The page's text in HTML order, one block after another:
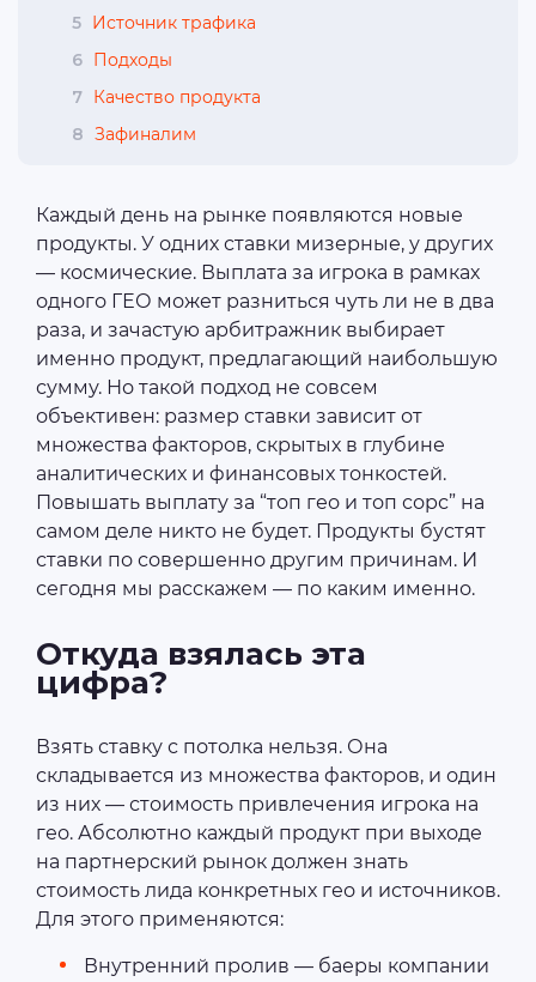
5 Источник трафика
6 Подходы
7 Качество продукта
8 Зафиналим
Каждый день на рынке появляются новые
продукты. У одних ставки мизерные, у других
— космические. Выплата за игрока в рамках
одного ГЕО может разниться чуть ли не в два
раза, и зачастую арбитражник выбирает
именно продукт, предлагающий наибольшую
сумму. Но такой подход не совсем
объективен: размер ставки зависит от
множества факторов, скрытых в глубине
аналитических и финансовых тонкостей.
Повышать выплату за “топ гео и топ сорс” на
самом деле никто не будет. Продукты бустят
ставки по совершенно другим причинам. И
сегодня мы расскажем — по каким именно.
Откуда взялась эта
цифра?
Взять ставку с потолка нельзя. Она
складывается из множества факторов, и один
из них — стоимость привлечения игрока на
гео. Абсолютно каждый продукт при выходе
на партнерский рынок должен знать
стоимость лида конкретных гео и источников.
Для этого применяются:
Внутренний пролив — баеры компании